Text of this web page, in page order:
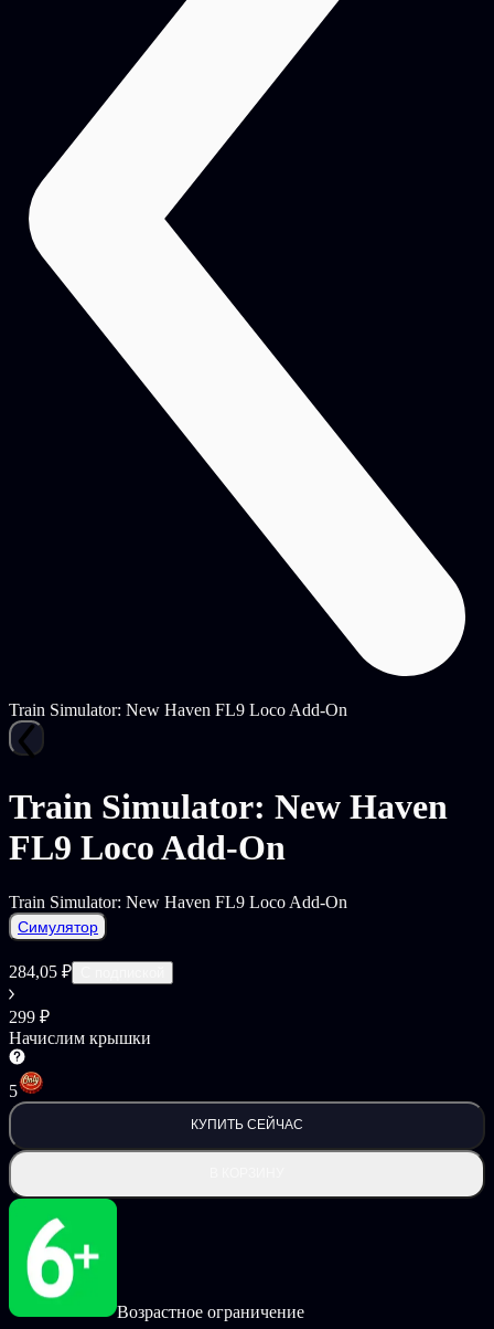
Train Simulator: New Haven FL9 Loco Add-On
Train Simulator: New Haven
FL9 Loco Add-On
Train Simulator: New Haven FL9 Loco Add-On
Симулятор
284,05 ₽
299 ₽
Начислим крышки
5
КУПИТЬ СЕЙЧАС
Возрастное ограничение